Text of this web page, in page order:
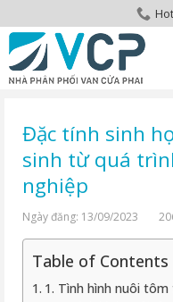
to
content
Đặc tính sinh
sinh từ quá
nghiệp
Ngày đăng: 13/09/2023
Table of Contents
1. Tình hình nuôi